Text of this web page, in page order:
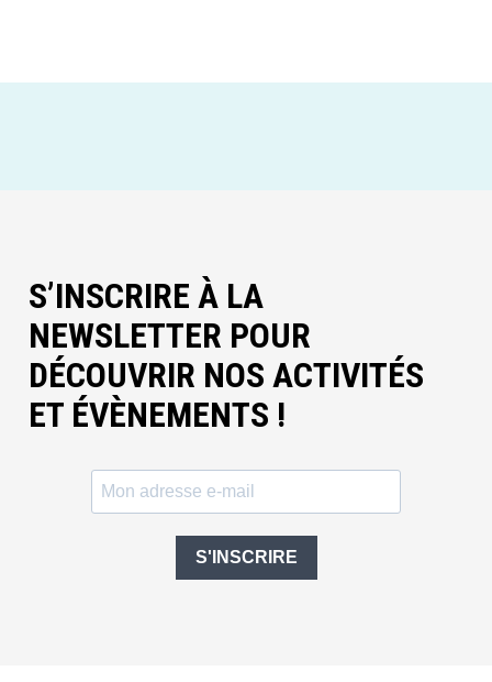
S’INSCRIRE À LA
NEWSLETTER POUR
DÉCOUVRIR NOS ACTIVITÉS
ET ÉVÈNEMENTS !
S'INSCRIRE